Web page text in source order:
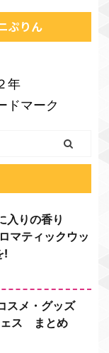
ぷりん
年
ドマーク
入りの香り
マティックウッ
!
スメ・グッズ
ェス まとめ